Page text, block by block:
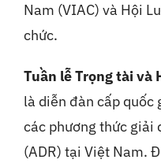
Nam (VIAC) và Hội
chức.
Tuần lễ Trọng tài và
là diễn đàn cấp quốc
các phương thức giải
(ADR) tại Việt Nam.